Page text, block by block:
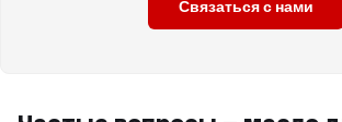
Связаться с нами